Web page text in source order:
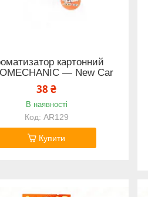
картонний
— New Car
38 ₴
В наявності
AR129
Купити